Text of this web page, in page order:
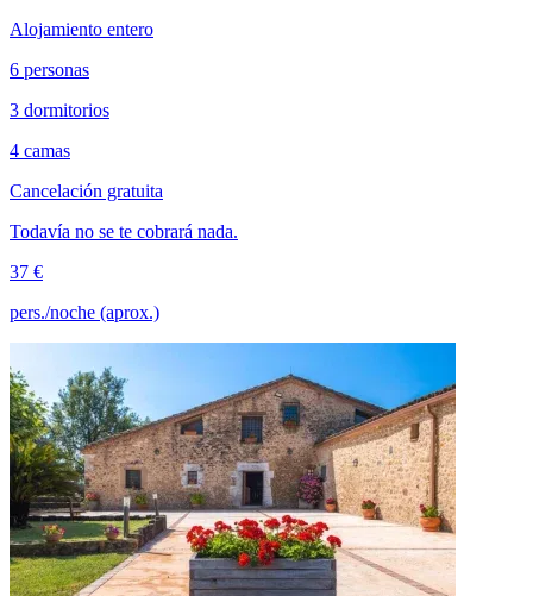
Alojamiento entero
6 personas
3 dormitorios
4 camas
Cancelación gratuita
Todavía no se te cobrará nada.
37 €
pers./noche (aprox.)